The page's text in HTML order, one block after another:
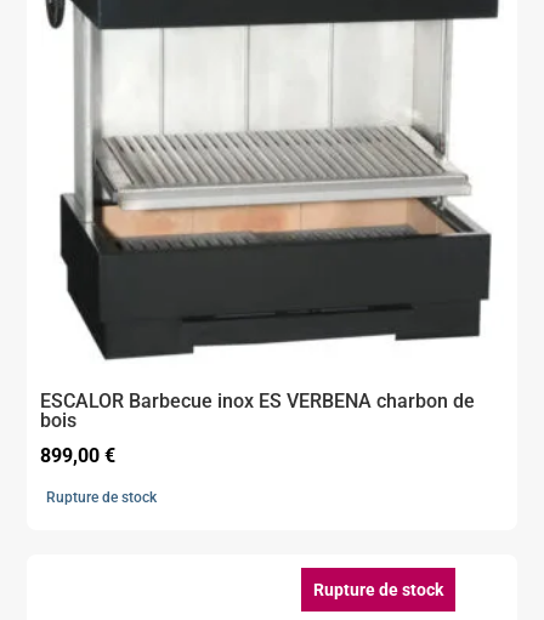
ESCALOR Barbecue inox ES VERBENA charbon de
bois
899,00€
Rupture de stock
Rupture de stock